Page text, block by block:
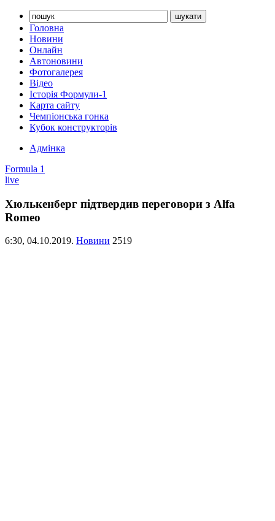
Головна
Новини
Онлайн
Автоновини
Фотогалерея
Відео
Історія Формули-1
Карта сайту
Чемпіонська гонка
Кубок конструкторів
Адмінка
Formula 1
live
Хюлькенберг підтвердив переговори з Alfa
Romeo
6:30, 04.10.2019. Новини 2519